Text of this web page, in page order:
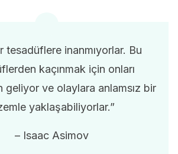
tesadüflere inanmıyorlar. Bu
kaçınmak için onları
geliyor ve olaylara anlamsız bir
yaklaşabiliyorlar.”
– Isaac Asimov